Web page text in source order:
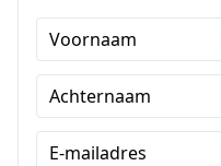
Voornaam
Achternaam
E-mailadres